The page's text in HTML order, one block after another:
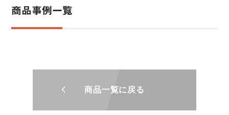
商品事例一覧
商品一覧に戻る